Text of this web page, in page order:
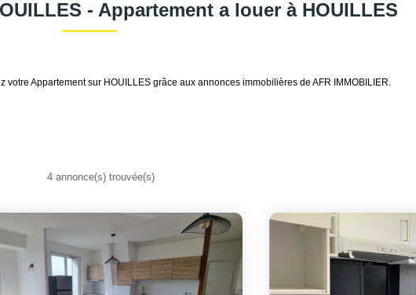
- Appartement a louer à HOUILLES
Appartement sur HOUILLES grâce aux annonces immobilières de AFR IMMOBILIER.
4 annonce(s) trouvée(s)